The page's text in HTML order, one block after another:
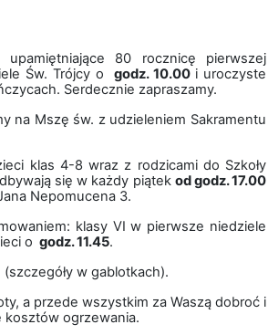
80 rocznicę pierwszej
Św. Trójcy o
godz. 10.00 i uroczyste
Serdecznie zapraszamy.
na Mszę św. z udzieleniem Sakramentu
klas 4-8 wraz z rodzicami do Szkoły
się w każdy piątek od godz. 17.00
Nepomucena 3.
klasy VI w pierwsze niedziele
o godz. 11.45.
w gablotkach).
a przede wszystkim za Waszą dobroć i
kosztów ogrzewania.